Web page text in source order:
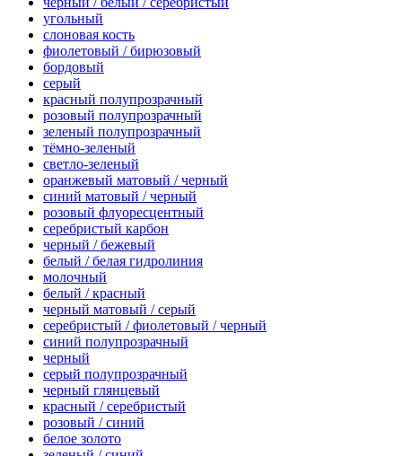
угольный
слоновая кость
фиолетовый / бирюзовый
бордовый
серый
красный полупрозрачный
розовый полупрозрачный
зеленый полупрозрачный
тёмно-зеленый
светло-зеленый
оранжевый матовый / черный
синий матовый / черный
розовый флуоресцентный
серебристый карбон
черный / бежевый
белый / белая гидролиния
молочный
белый / красный
черный матовый / серый
серебристый / фиолетовый / черный
синий полупрозрачный
черный
серый полупрозрачный
черный глянцевый
красный / серебристый
розовый / синий
белое золото